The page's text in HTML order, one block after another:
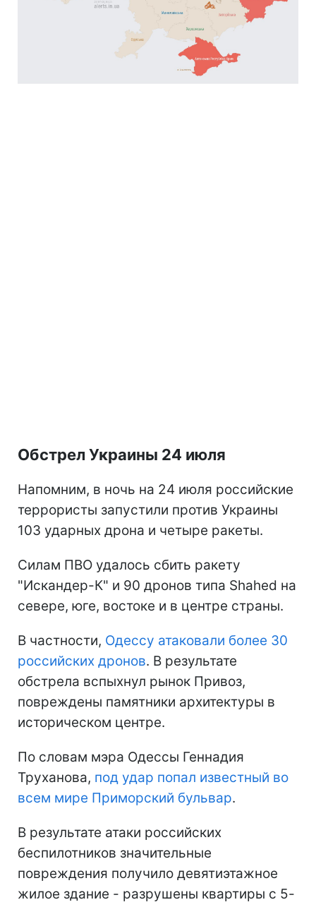
Обстрел Украины 24 июля
Напомним, в ночь на 24 июля российские
террористы запустили против Украины
103 ударных дрона и четыре ракеты.
Силам ПВО удалось сбить ракету
"Искандер-К" и 90 дронов типа Shahed на
севере, юге, востоке и в центре страны.
В частности, Одессу атаковали более 30
российских дронов. В результате
обстрела вспыхнул рынок Привоз,
повреждены памятники архитектуры в
историческом центре.
По словам мэра Одессы Геннадия
Труханова, под удар попал известный во
всем мире Приморский бульвар.
В результате атаки российских
беспилотников значительные
повреждения получило девятиэтажное
жилое здание - разрушены квартиры с 5-